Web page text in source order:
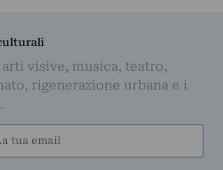
visive, musica, teatro,
rigenerazione urbana e i